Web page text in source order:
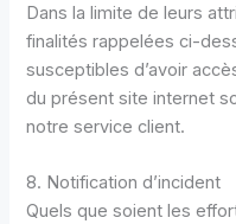
Dans la limite de leurs
finalités rappelées ci-
susceptibles d’avoir
du présent site internet
notre service client.
8. Notification d’incident
Quels que soient les